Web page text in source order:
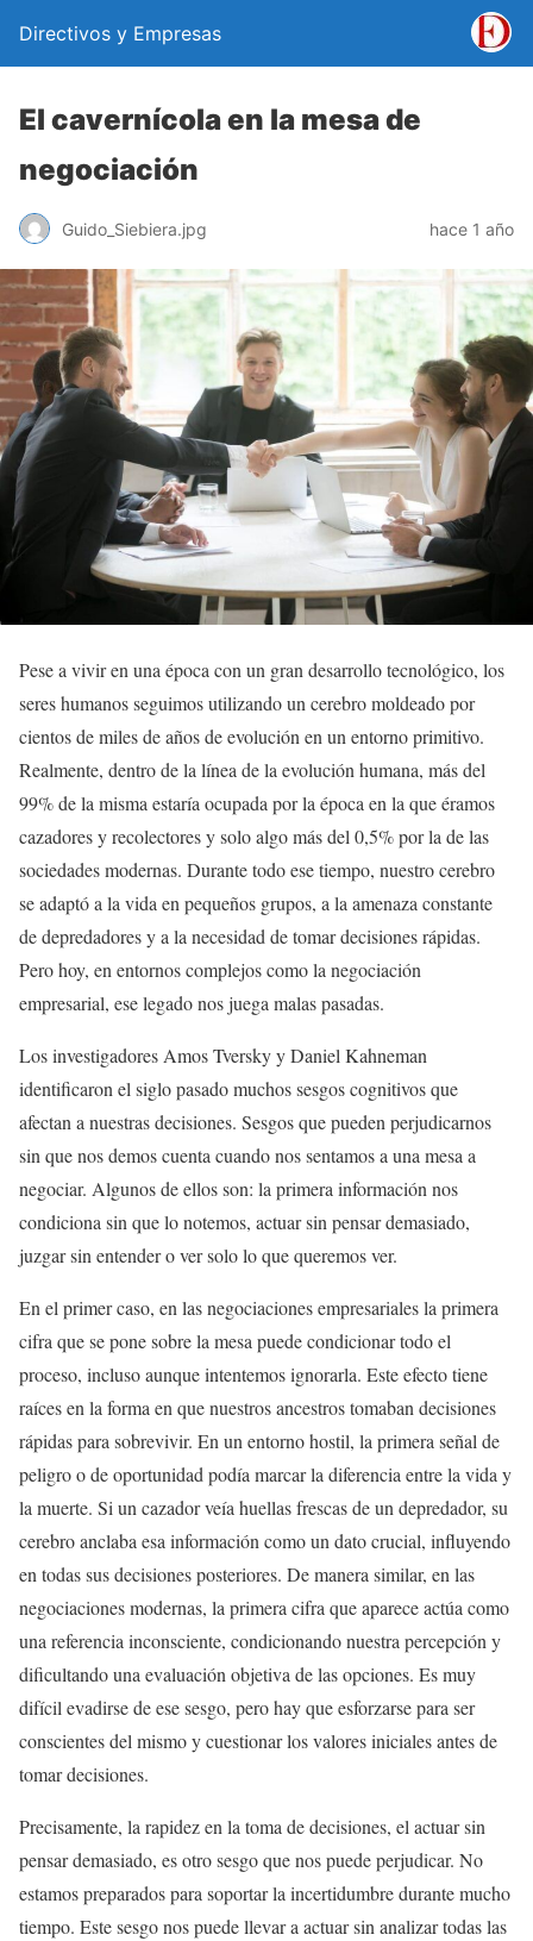
Directivos y Empresas
El cavernícola en la mesa de
negociación
Guido_Siebiera.jpg hace 1 año
Pese a vivir en una época con un gran desarrollo tecnológico, los
seres humanos seguimos utilizando un cerebro moldeado por
cientos de miles de años de evolución en un entorno primitivo.
Realmente, dentro de la línea de la evolución humana, más del
99% de la misma estaría ocupada por la época en la que éramos
cazadores y recolectores y solo algo más del 0,5% por la de las
sociedades modernas. Durante todo ese tiempo, nuestro cerebro
se adaptó a la vida en pequeños grupos, a la amenaza constante
de depredadores y a la necesidad de tomar decisiones rápidas.
Pero hoy, en entornos complejos como la negociación
empresarial, ese legado nos juega malas pasadas.
Los investigadores Amos Tversky y Daniel Kahneman
identificaron el siglo pasado muchos sesgos cognitivos que
afectan a nuestras decisiones. Sesgos que pueden perjudicarnos
sin que nos demos cuenta cuando nos sentamos a una mesa a
negociar. Algunos de ellos son: la primera información nos
condiciona sin que lo notemos, actuar sin pensar demasiado,
juzgar sin entender o ver solo lo que queremos ver.
En el primer caso, en las negociaciones empresariales la primera
cifra que se pone sobre la mesa puede condicionar todo el
proceso, incluso aunque intentemos ignorarla. Este efecto tiene
raíces en la forma en que nuestros ancestros tomaban decisiones
rápidas para sobrevivir. En un entorno hostil, la primera señal de
peligro o de oportunidad podía marcar la diferencia entre la vida y
la muerte. Si un cazador veía huellas frescas de un depredador, su
cerebro anclaba esa información como un dato crucial, influyendo
en todas sus decisiones posteriores. De manera similar, en las
negociaciones modernas, la primera cifra que aparece actúa como
una referencia inconsciente, condicionando nuestra percepción y
dificultando una evaluación objetiva de las opciones. Es muy
difícil evadirse de ese sesgo, pero hay que esforzarse para ser
conscientes del mismo y cuestionar los valores iniciales antes de
tomar decisiones.
Precisamente, la rapidez en la toma de decisiones, el actuar sin
pensar demasiado, es otro sesgo que nos puede perjudicar. No
estamos preparados para soportar la incertidumbre durante mucho
tiempo. Este sesgo nos puede llevar a actuar sin analizar todas las